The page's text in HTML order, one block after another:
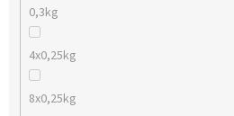
0,3kg
4x0,25kg
8x0,25kg